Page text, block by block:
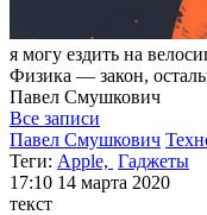
я могу ездить на
Физика — закон,
Павел Смушкович
Все записи
Павел Смушкович
Теги: Apple, Гаджеты
17:10 14 марта 2020
текст